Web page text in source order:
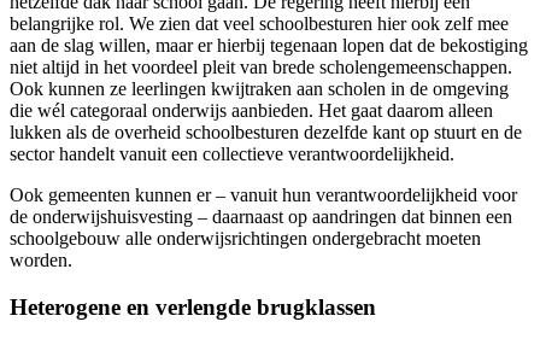
belangrijke rol. We zien dat veel schoolbesturen hier ook zelf mee
aan de slag willen, maar er hierbij tegenaan lopen dat de bekostiging
niet altijd in het voordeel pleit van brede scholengemeenschappen.
Ook kunnen ze leerlingen kwijtraken aan scholen in de omgeving
die wél categoraal onderwijs aanbieden. Het gaat daarom alleen
lukken als de overheid schoolbesturen dezelfde kant op stuurt en de
sector handelt vanuit een collectieve verantwoordelijkheid.
Ook gemeenten kunnen er – vanuit hun verantwoordelijkheid voor
de onderwijshuisvesting – daarnaast op aandringen dat binnen een
schoolgebouw alle onderwijsrichtingen ondergebracht moeten
worden.
Heterogene en verlengde brugklassen